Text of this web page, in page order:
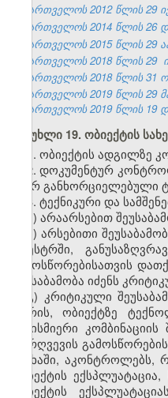
საქართველოს 2012 წლის 29
საქართველოს 2014 წლის 26
საქართველოს 2015 წლის 29
საქართველოს 2018 წლის 29
საქართველოს 2018 წლის 31
საქართველოს 2019 წლის 29
საქართველოს 2019 წლის 19
მუხლი 19. ობიექტის
1. ობიექტის ადგილზე
2. დოკუმენტურ
მიერ განხორციელებული
3. ტექნიკური და
ა) არაარსებით
ბ) არსებითი
რეესტრში,
გამოსწორებისათვის
შეუსაბამობა იძენს
გ) კრიტიკული
შორის, ობიექტზე
ნებისმიერი
დარღვევის
ნუსხაში,
ობიექტის
ობიექტის